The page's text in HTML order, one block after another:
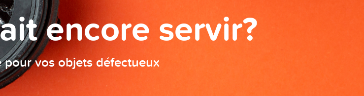
encore servir?
pour vos objets défectueux